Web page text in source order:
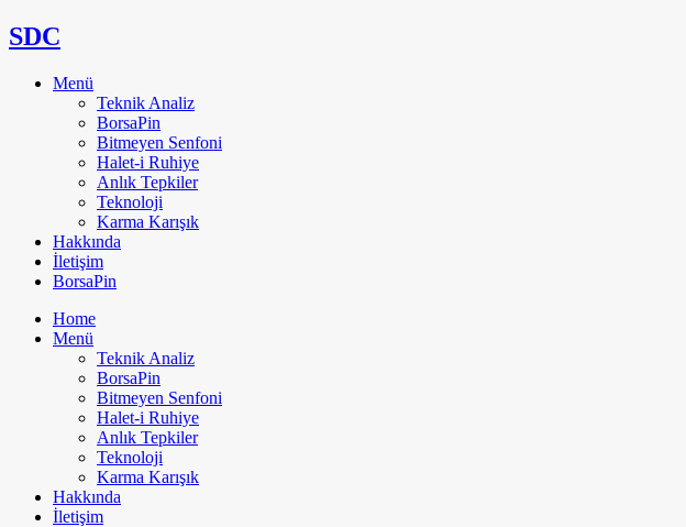
SDC
Menü
Teknik Analiz
BorsaPin
Bitmeyen Senfoni
Halet-i Ruhiye
Anlık Tepkiler
Teknoloji
Karma Karışık
Hakkında
İletişim
BorsaPin
Home
Menü
Teknik Analiz
BorsaPin
Bitmeyen Senfoni
Halet-i Ruhiye
Anlık Tepkiler
Teknoloji
Karma Karışık
Hakkında
İletişim